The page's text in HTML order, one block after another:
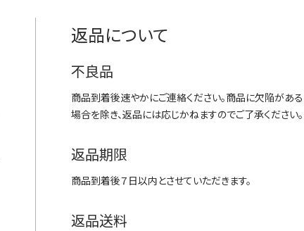
返品について
不良品
商品到着後速やかにご連絡ください。商品に欠陥がある
場合を除き、返品には応じかねますのでご了承ください。
返品期限
商品到着後７日以内とさせていただきます。
返品送料